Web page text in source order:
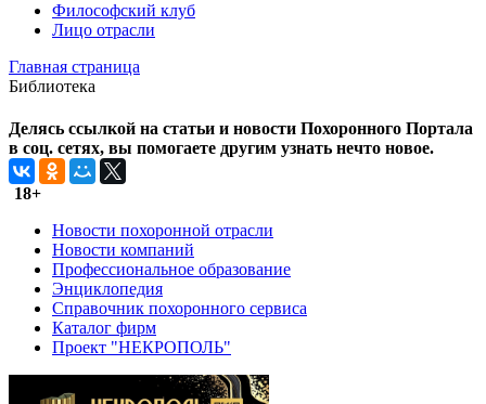
Философский клуб
Лицо отрасли
Главная страница
Библиотека
Делясь ссылкой на статьи и новости Похоронного Портала
в соц. сетях, вы помогаете другим узнать нечто новое.
18+
Новости похоронной отрасли
Новости компаний
Профессиональное образование
Энциклопедия
Справочник похоронного сервиса
Каталог фирм
Проект "НЕКРОПОЛЬ"